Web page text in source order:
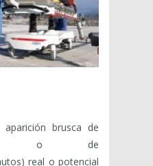
brusca de
o de
real o potencial